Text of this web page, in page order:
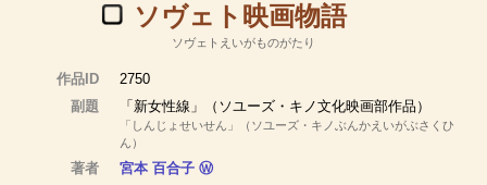
ソヴェト映画物語
ソヴェトえいがものがたり
作品ID
2750
副題
「新女性線」（ソユーズ・キノ文化映画部作品）
「しんじょせいせん」（ソユーズ・キノぶんかえいがぶさくひ
ん）
著者 宮本 百合子 Ⓦ